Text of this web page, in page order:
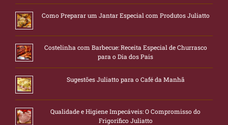
Como Preparar um Jantar Especial com Produtos Juliatto
Costelinha com Barbecue: Receita Especial de Churrasco
para o Dia dos Pais
Sugestões Juliatto para o Café da Manhã
Qualidade e Higiene Impecáveis: O Compromisso do
Frigorífico Juliatto